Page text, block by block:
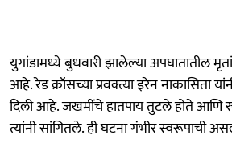
युगांडामध्ये बुधवारी झालेल्या अपघातातील
आहे. रेड क्रॉसच्या प्रवक्त्या इरेन नाकासिता
दिली आहे. जखमींचे हातपाय तुटले होते आणि
त्यांनी सांगितले. ही घटना गंभीर स्वरूपाची